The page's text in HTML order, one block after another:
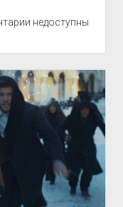
недоступны